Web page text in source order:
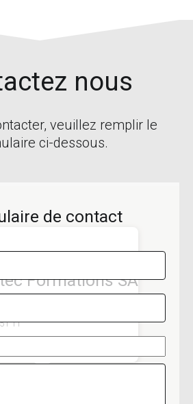
nous
veuillez remplir le
ci-dessous.
Formations SA
5
11
de contact